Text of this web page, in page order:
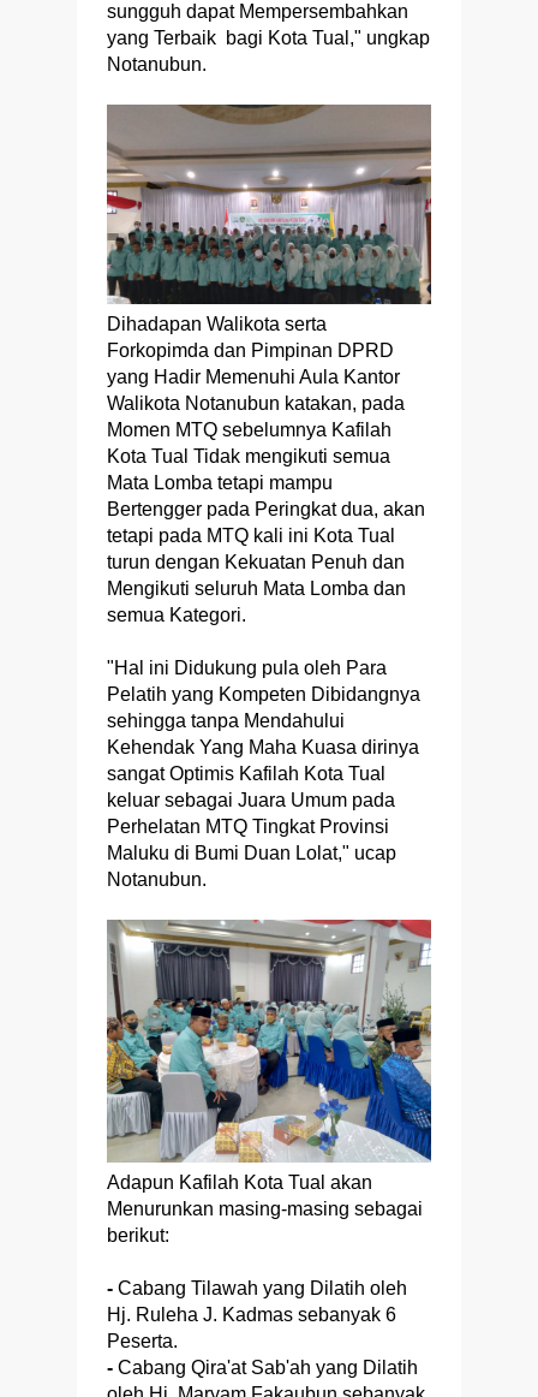
sungguh dapat Mempersembahkan
yang Terbaik bagi Kota Tual," ungkap
Notanubun.
Dihadapan Walikota serta
Forkopimda dan Pimpinan DPRD
yang Hadir Memenuhi Aula Kantor
Walikota Notanubun katakan, pada
Momen MTQ sebelumnya Kafilah
Kota Tual Tidak mengikuti semua
Mata Lomba tetapi mampu
Bertengger pada Peringkat dua, akan
tetapi pada MTQ kali ini Kota Tual
turun dengan Kekuatan Penuh dan
Mengikuti seluruh Mata Lomba dan
semua Kategori.
"Hal ini Didukung pula oleh Para
Pelatih yang Kompeten Dibidangnya
sehingga tanpa Mendahului
Kehendak Yang Maha Kuasa dirinya
sangat Optimis Kafilah Kota Tual
keluar sebagai Juara Umum pada
Perhelatan MTQ Tingkat Provinsi
Maluku di Bumi Duan Lolat," ucap
Notanubun.
Adapun Kafilah Kota Tual akan
Menurunkan masing-masing sebagai
berikut:
- Cabang Tilawah yang Dilatih oleh
Hj. Ruleha J. Kadmas sebanyak 6
Peserta.
- Cabang Qira'at Sab'ah yang Dilatih